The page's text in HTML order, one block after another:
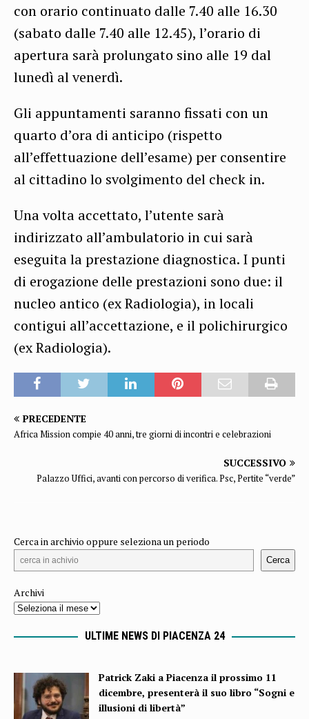
con orario continuato dalle 7.40 alle 16.30
(sabato dalle 7.40 alle 12.45), l’orario di
apertura sarà prolungato sino alle 19 dal
lunedì al venerdì.
Gli appuntamenti saranno fissati con un
quarto d’ora di anticipo (rispetto
all’effettuazione dell’esame) per consentire
al cittadino lo svolgimento del check in.
Una volta accettato, l’utente sarà
indirizzato all’ambulatorio in cui sarà
eseguita la prestazione diagnostica. I punti
di erogazione delle prestazioni sono due: il
nucleo antico (ex Radiologia), in locali
contigui all’accettazione, e il polichirurgico
(ex Radiologia).
PRECEDENTE
Africa Mission compie 40 anni, tre giorni di incontri e celebrazioni
SUCCESSIVO
Palazzo Uffici, avanti con percorso di verifica. Psc, Pertite “verde”
Cerca in archivio oppure seleziona un periodo
Cerca
Archivi
ULTIME NEWS DI PIACENZA 24
Patrick Zaki a Piacenza il prossimo 11
dicembre, presenterà il suo libro “Sogni e
illusioni di libertà”